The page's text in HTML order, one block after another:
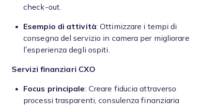
check-out.
Esempio di attività: Ottimizzare i tempi di
consegna del servizio in camera per migliorare
l’esperienza degli ospiti.
Servizi finanziari CXO
Focus principale: Creare fiducia attraverso
processi trasparenti, consulenza finanziaria